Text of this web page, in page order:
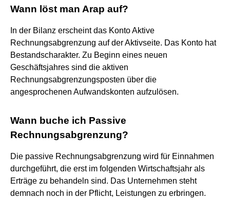
Wann löst man Arap auf?
In der Bilanz erscheint das Konto Aktive
Rechnungsabgrenzung auf der Aktivseite. Das Konto hat
Bestandscharakter. Zu Beginn eines neuen
Geschäftsjahres sind die aktiven
Rechnungsabgrenzungsposten über die
angesprochenen Aufwandskonten aufzulösen.
Wann buche ich Passive
Rechnungsabgrenzung?
Die passive Rechnungsabgrenzung wird für Einnahmen
durchgeführt, die erst im folgenden Wirtschaftsjahr als
Erträge zu behandeln sind. Das Unternehmen steht
demnach noch in der Pflicht, Leistungen zu erbringen.